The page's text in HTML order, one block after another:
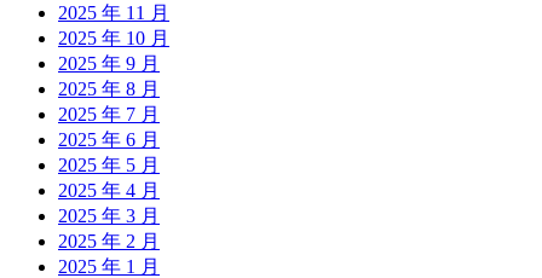
2025 年 11 月
2025 年 10 月
2025 年 9 月
2025 年 8 月
2025 年 7 月
2025 年 6 月
2025 年 5 月
2025 年 4 月
2025 年 3 月
2025 年 2 月
2025 年 1 月